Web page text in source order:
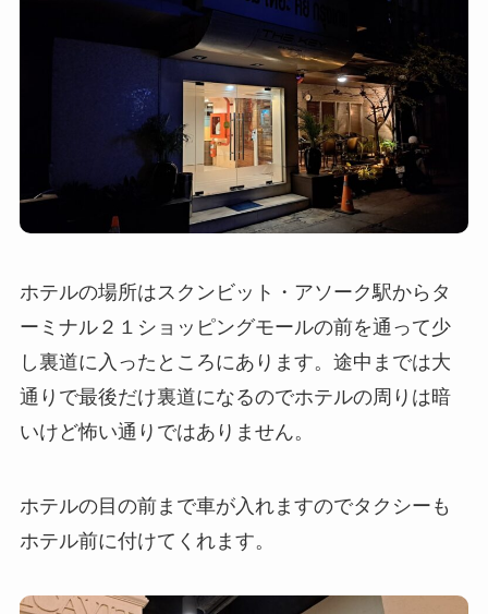
ホテルの場所はスクンビット・アソーク駅からタ
ーミナル２１ショッピングモールの前を通って少
し裏道に入ったところにあります。途中までは大
通りで最後だけ裏道になるのでホテルの周りは暗
いけど怖い通りではありません。
ホテルの目の前まで車が入れますのでタクシーも
ホテル前に付けてくれます。